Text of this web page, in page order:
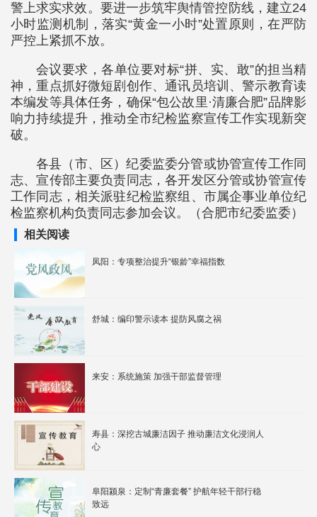
警上求实求效。要进一步筑牢舆情管控防线，建立24
小时监测机制，落实“黄金一小时”处置原则，在严防
严控上紧抓不放。
会议要求，各单位要对标“拼、实、敢”的担当精
神，重点抓好微短剧创作、通讯员培训、警示教育读
本编发等具体任务，确保“包公故里·清廉合肥”品牌影
响力持续提升，推动全市纪检监察宣传工作实现新突
破。
各县（市、区）纪委监委分管或协管宣传工作同
志、宣传部主要负责同志，各开发区分管或协管宣传
工作同志，相关派驻纪检监察组、市属企事业单位纪
检监察机构负责同志参加会议。（合肥市纪委监委）
相关阅读
凤阳：专项整治提升“银龄”幸福指数
舒城：编印警示读本 提防风腐之祸
来安：系统施策 加强干部监督管理
寿县：深挖古城廉洁因子 推动廉洁文化浸润人
心
阜阳颍泉：定制“青廉套餐” 护航年轻干部行稳
致远